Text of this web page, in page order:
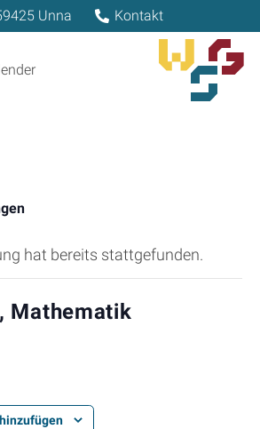
Unna Kontakt
hat bereits stattgefunden.
Mathematik